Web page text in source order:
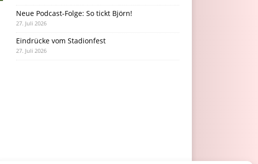
Neue Podcast-Folge: So tickt Björn!
27. Juli 2026
Eindrücke vom Stadionfest
27. Juli 2026